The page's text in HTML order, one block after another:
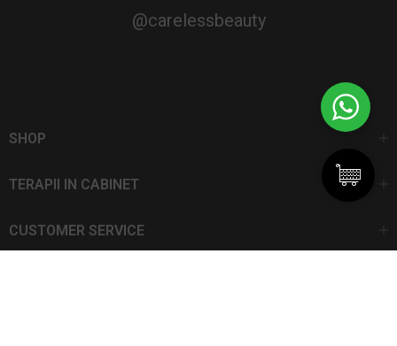
@carelessbeauty
SHOP
TERAPII IN CABINET
CUSTOMER SERVICE